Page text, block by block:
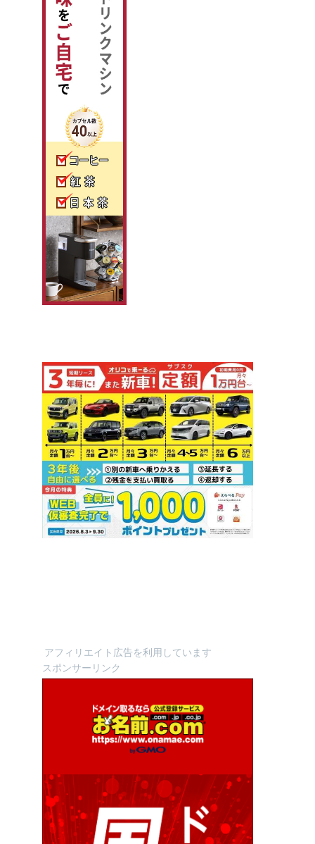
アフィリエイト広告を利用しています
スポンサーリンク